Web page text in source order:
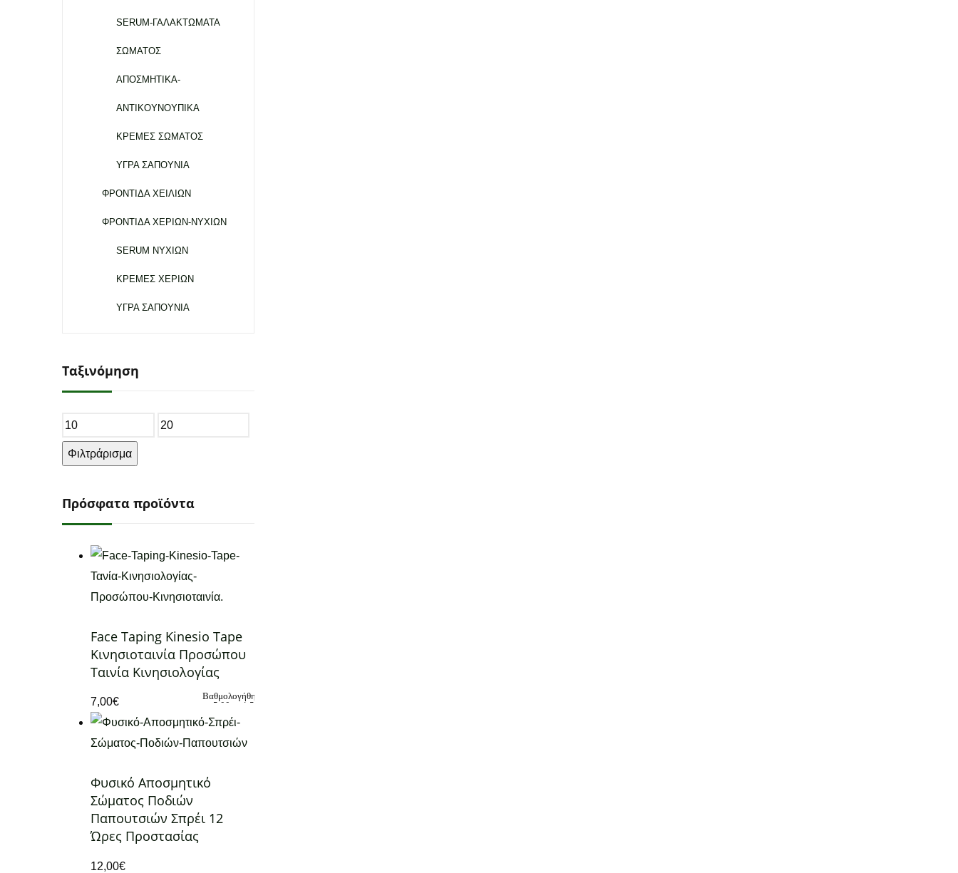
SERUM-ΓΑΛΑΚΤΩΜΑΤΑ
ΣΩΜΑΤΟΣ
ΑΠΟΣΜΗΤΙΚΑ-
ΑΝΤΙΚΟΥΝΟΥΠΙΚΑ
ΚΡΕΜΕΣ ΣΩΜΑΤΟΣ
ΥΓΡΑ ΣΑΠΟΥΝΙΑ
ΦΡΟΝΤΙΔΑ ΧΕΙΛΙΩΝ
ΦΡΟΝΤΙΔΑ ΧΕΡΙΩΝ-ΝΥΧΙΩΝ
SERUM ΝΥΧΙΩΝ
ΚΡΕΜΕΣ ΧΕΡΙΩΝ
ΥΓΡΑ ΣΑΠΟΥΝΙΑ
Ταξινόμηση
Ελάχιστη
τιμή
Μέγιστη
Φιλτράρισμα
Πρόσφατα προϊόντα
Face Taping Kinesio Tape
Κινησιοταινία Προσώπου
Ταινία Κινησιολογίας
Βαθμολογήθηκε
5.00 από 5
7,00€
Φυσικό Αποσμητικό
Σώματος Ποδιών
Παπουτσιών Σπρέι 12
Ώρες Προστασίας
12,00€